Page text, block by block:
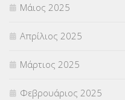
Μάιος 2025
Απρίλιος 2025
Μάρτιος 2025
Φεβρουάριος 2025